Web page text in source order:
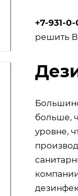
+7-931-
решить
больше,
уровне,